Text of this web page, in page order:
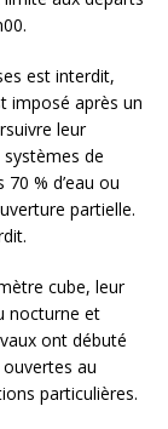
est interdit,
imposé après un
leur
de
% d’eau ou
partielle.
cube, leur
nocturne et
ont débuté
au
particulières.